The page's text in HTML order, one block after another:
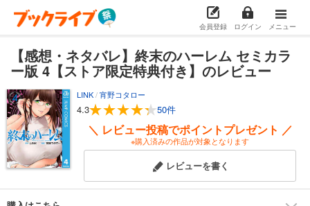
会員登録 ログイン メニュー
【感想・ネタバレ】終末のハーレム セミカラ
ー版 4【ストア限定特典付き】のレビュー
LINK/宵野コタロー
4.3 50件
＼ レビュー投稿でポイントプレゼント ／
※購入済みの作品が対象となります
レビューを書く